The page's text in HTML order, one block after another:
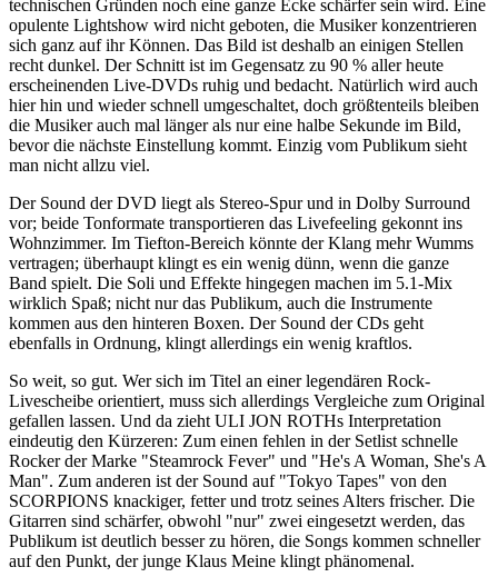
technischen Gründen noch eine ganze Ecke schärfer sein wird. Eine
opulente Lightshow wird nicht geboten, die Musiker konzentrieren
sich ganz auf ihr Können. Das Bild ist deshalb an einigen Stellen
recht dunkel. Der Schnitt ist im Gegensatz zu 90 % aller heute
erscheinenden Live-DVDs ruhig und bedacht. Natürlich wird auch
hier hin und wieder schnell umgeschaltet, doch größtenteils bleiben
die Musiker auch mal länger als nur eine halbe Sekunde im Bild,
bevor die nächste Einstellung kommt. Einzig vom Publikum sieht
man nicht allzu viel.
Der Sound der DVD liegt als Stereo-Spur und in Dolby Surround
vor; beide Tonformate transportieren das Livefeeling gekonnt ins
Wohnzimmer. Im Tiefton-Bereich könnte der Klang mehr Wumms
vertragen; überhaupt klingt es ein wenig dünn, wenn die ganze
Band spielt. Die Soli und Effekte hingegen machen im 5.1-Mix
wirklich Spaß; nicht nur das Publikum, auch die Instrumente
kommen aus den hinteren Boxen. Der Sound der CDs geht
ebenfalls in Ordnung, klingt allerdings ein wenig kraftlos.
So weit, so gut. Wer sich im Titel an einer legendären Rock-
Livescheibe orientiert, muss sich allerdings Vergleiche zum Original
gefallen lassen. Und da zieht ULI JON ROTHs Interpretation
eindeutig den Kürzeren: Zum einen fehlen in der Setlist schnelle
Rocker der Marke "Steamrock Fever" und "He's A Woman, She's A
Man". Zum anderen ist der Sound auf "Tokyo Tapes" von den
SCORPIONS knackiger, fetter und trotz seines Alters frischer. Die
Gitarren sind schärfer, obwohl "nur" zwei eingesetzt werden, das
Publikum ist deutlich besser zu hören, die Songs kommen schneller
auf den Punkt, der junge Klaus Meine klingt phänomenal.